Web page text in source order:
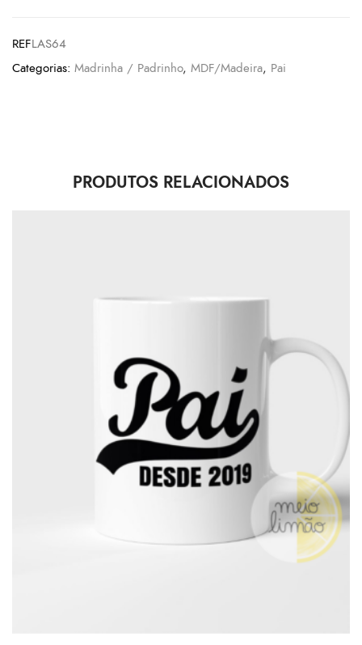
REFLAS64
Categorias: Madrinha / Padrinho, MDF/Madeira, Pai
PRODUTOS RELACIONADOS